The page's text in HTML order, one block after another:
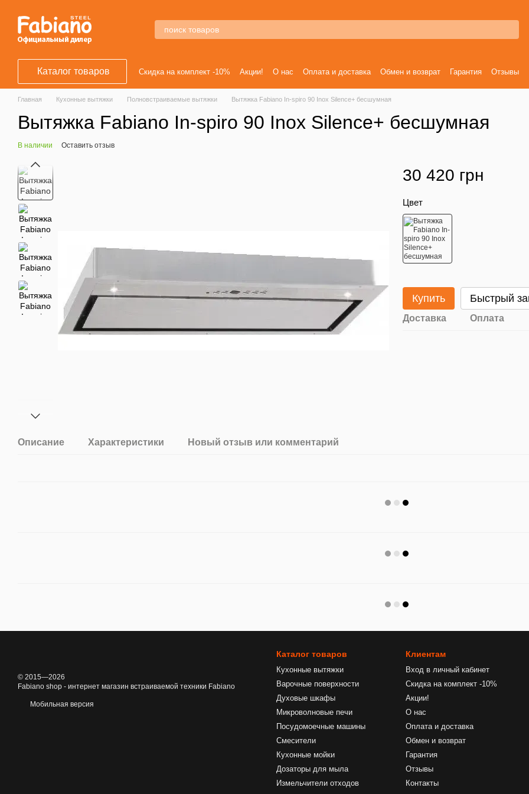
Каталог товаров Скидка на комплект -10% Акции! О нас Оплата и доставка Обмен и возврат Гарантия Отзывы
Главная Кухонные вытяжки Полновстраиваемые вытяжки Вытяжка Fabiano In-spiro 90 Inox Silence+ бесшумная
Вытяжка Fabiano In-spiro 90 Inox Silence+ бесшумная
В наличии Оставить отзыв
30 420 грн
Цвет
Купить Быстрый
Доставка Оплата
Описание Характеристики Новый отзыв или комментарий
© 2015—2026
Fabiano shop - интернет магазин встраиваемой техники Fabiano
Мобильная версия
Каталог товаров
Кухонные вытяжки
Варочные поверхности
Духовые шкафы
Микроволновые печи
Посудомоечные машины
Смесители
Кухонные мойки
Дозаторы для мыла
Измельчители отходов
Клиентам
Вход в личный кабинет
Скидка на комплект -10%
Акции!
О нас
Оплата и доставка
Обмен и возврат
Гарантия
Отзывы
Контакты